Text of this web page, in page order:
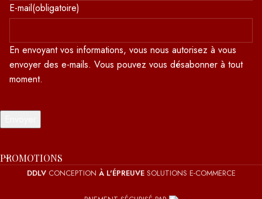
E-mail(obligatoire)
En envoyant vos informations, vous nous autorisez à vous
envoyer des e-mails. Vous pouvez vous désabonner à tout
moment.
PROMOTIONS
DDLV CONCEPTION À L'ÉPREUVESOLUTIONS E-COMMERCE